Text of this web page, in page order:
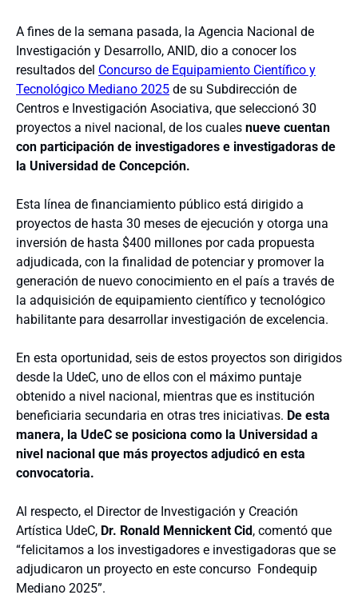
A fines de la semana pasada, la Agencia Nacional de
Investigación y Desarrollo, ANID, dio a conocer los
resultados del Concurso de Equipamiento Científico y
Tecnológico Mediano 2025 de su Subdirección de
Centros e Investigación Asociativa, que seleccionó 30
proyectos a nivel nacional, de los cuales nueve cuentan
con participación de investigadores e investigadoras de
la Universidad de Concepción.
Esta línea de financiamiento público está dirigido a
proyectos de hasta 30 meses de ejecución y otorga una
inversión de hasta $400 millones por cada propuesta
adjudicada, con la finalidad de potenciar y promover la
generación de nuevo conocimiento en el país a través de
la adquisición de equipamiento científico y tecnológico
habilitante para desarrollar investigación de excelencia.
En esta oportunidad, seis de estos proyectos son dirigidos
desde la UdeC, uno de ellos con el máximo puntaje
obtenido a nivel nacional, mientras que es institución
beneficiaria secundaria en otras tres iniciativas. De esta
manera, la UdeC se posiciona como la Universidad a
nivel nacional que más proyectos adjudicó en esta
convocatoria.
Al respecto, el Director de Investigación y Creación
Artística UdeC, Dr. Ronald Mennickent Cid, comentó que
“felicitamos a los investigadores e investigadoras que se
adjudicaron un proyecto en este concurso Fondequip
Mediano 2025”.